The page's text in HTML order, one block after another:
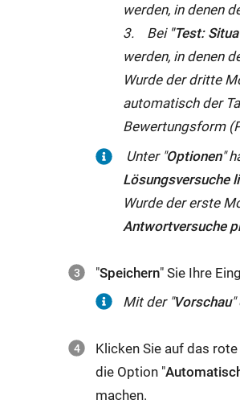
werden, in denen
3. Bei "Test:
werden, in denen
Wurde der dritte
automatisch der
Bewertungsform
Unter "Optionen"
Lösungsversuche
Wurde der erste
Antwortversuche
"Speichern" Sie Ihre
Mit der "Vorschau"
Klicken Sie auf das
die Option "
machen.